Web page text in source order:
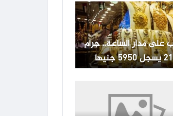
على مدار الساعة.. جرام